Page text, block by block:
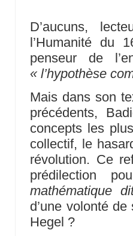
D’aucuns,
l’Humanité du
penseur de
« l’hypothèse
Mais dans son
précédents,
concepts les
collectif, le
révolution. Ce
prédilection
mathématique
d’une volonté
Hegel ?